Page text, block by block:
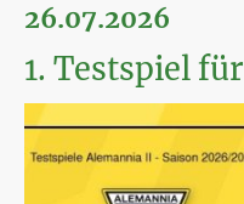
26.07.2026
1. Testspiel